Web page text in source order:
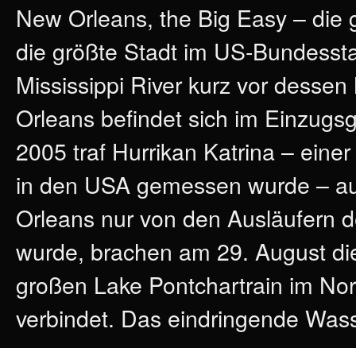
New Orleans, the Big Easy –
die größte Stadt im US-
Mississippi River kurz vor
Orleans befindet sich im
2005 traf Hurrikan Katrina –
in den USA gemessen wurde –
Orleans nur von den Ausläufern
wurde, brachen am 29. August
großen Lake Pontchartrain im
verbindet. Das eindringende